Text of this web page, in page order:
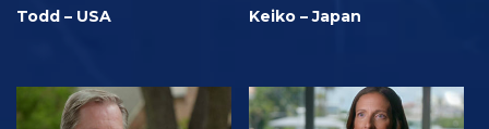
Todd – USA Keiko – Japan